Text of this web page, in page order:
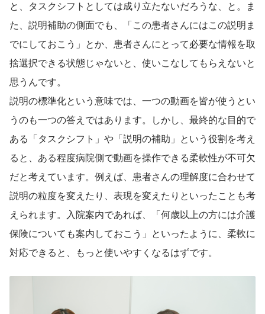
と、タスクシフトとしては成り立たないだろうな、と。ま
た、説明補助の側面でも、「この患者さんにはこの説明ま
でにしておこう」とか、患者さんにとって必要な情報を取
捨選択できる状態じゃないと、使いこなしてもらえないと
思うんです。
説明の標準化という意味では、一つの動画を皆が使うとい
うのも一つの答えではあります。しかし、最終的な目的で
ある「タスクシフト」や「説明の補助」という役割を考え
ると、ある程度病院側で動画を操作できる柔軟性が不可欠
だと考えています。例えば、患者さんの理解度に合わせて
説明の粒度を変えたり、表現を変えたりといったことも考
えられます。入院案内であれば、「何歳以上の方には介護
保険についても案内しておこう」といったように、柔軟に
対応できると、もっと使いやすくなるはずです。